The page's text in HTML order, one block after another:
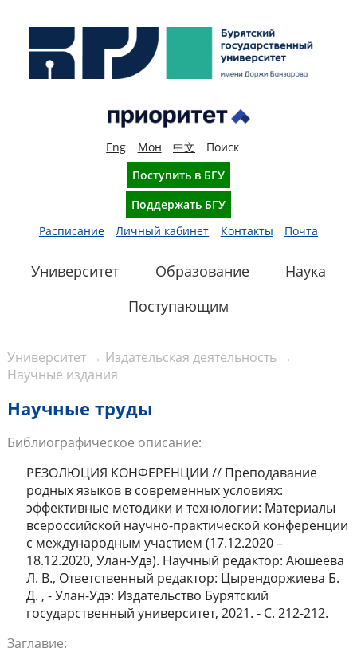
Eng Мон 中文
Поиск
Поступить в БГУ
Поддержать БГУ
Расписание
Личный кабинет Контакты Почта
Университет Образование
Наука
Поступающим
Университет→ Издательская деятельность→
Научные издания
Научные труды
Библиографическое описание:
РЕЗОЛЮЦИЯ КОНФЕРЕНЦИИ // Преподавание
родных языков в современных условиях:
эффективные методики и технологии: Материалы
всероссийской научно-практической конференции
с международным участием (17.12.2020 –
18.12.2020, Улан-Удэ). Научный редактор: Аюшеева
Л. В., Ответственный редактор: Цырендоржиева Б.
Д. , - Улан-Удэ: Издательство Бурятский
государственный университет, 2021. - С. 212-212.
Заглавие: